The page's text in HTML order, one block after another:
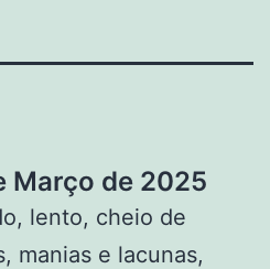
Março de 2025
lento, cheio de
manias e lacunas,